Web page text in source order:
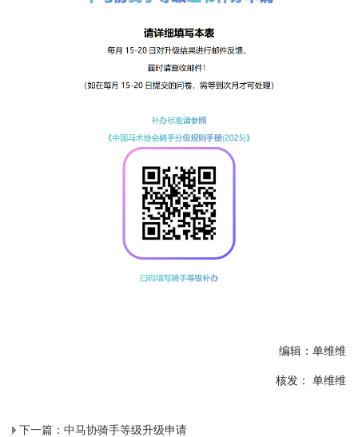
编辑：单维维
核发： 单维维
下一篇： 中马协骑手等级升级申请